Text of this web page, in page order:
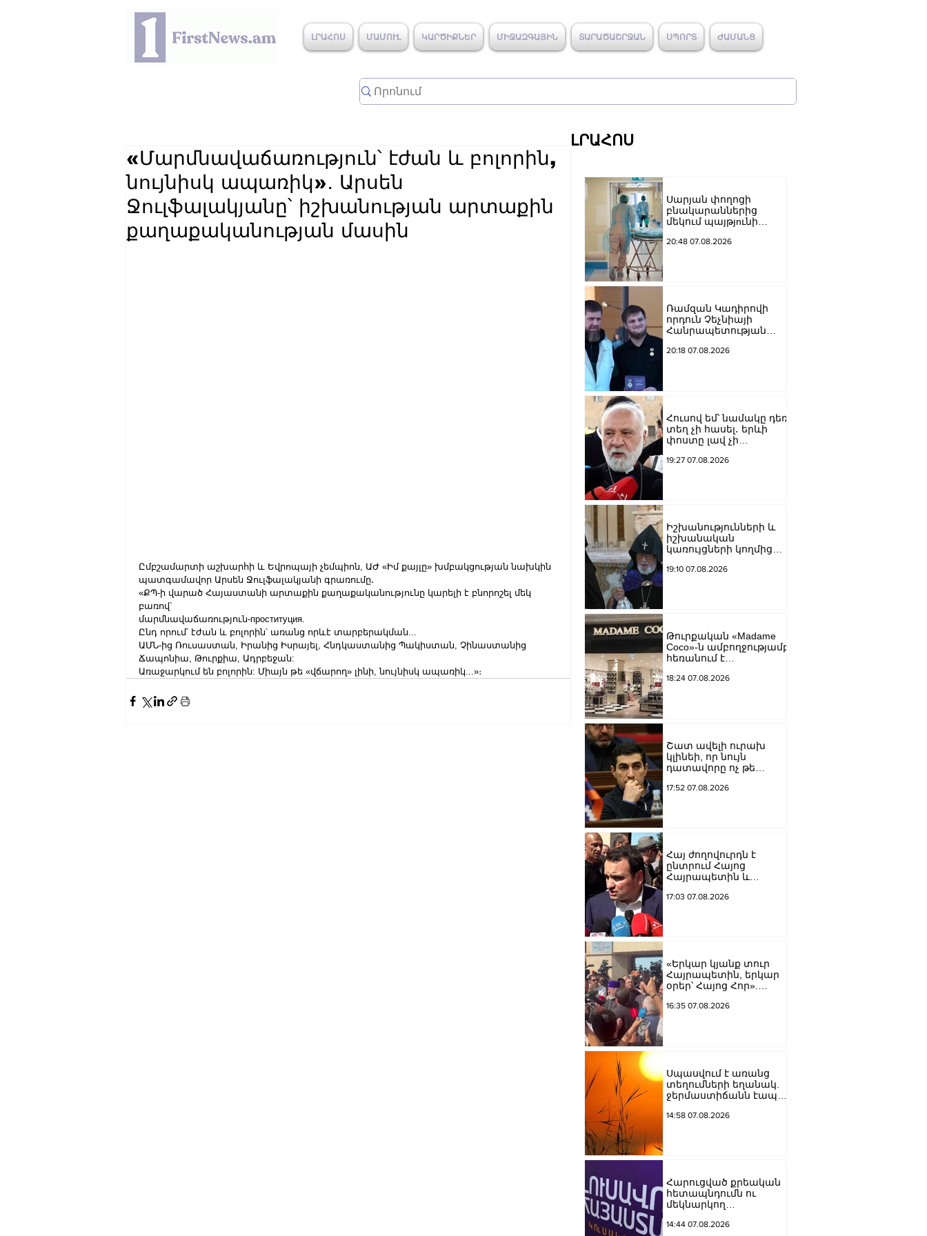
ԼՐԱՀՈՍ ՄԱՄՈՒԼ ԿԱՐԾԻՔՆԵՐ ՄԻՋԱԶԳԱՅԻՆ ՏԱՐԱԾԱՇՐՋԱՆ ՍՊՈՐՏ ԺԱՄԱՆՑ
«Մարմնավաճառություն՝ էժան և բոլորին,
նույնիսկ ապառիկ»․ Արսեն
Ջուլֆալակյանը՝ իշխանության արտաքին
քաղաքականության մասին
Ըմբշամարտի աշխարհի և Եվրոպայի չեմպիոն, ԱԺ «Իմ քայլը» խմբակցության նախկին
պատգամավոր Արսեն Ջուլֆալակյանի գրառումը․
«ՔՊ-ի վարած Հայաստանի արտաքին քաղաքականությունը կարելի է բնորոշել մեկ
բառով՝
մարմնավաճառություն-проституция.
Ընդ որում՝ էժան և բոլորին՝ առանց որևէ տարբերակման...
ԱՄՆ-ից Ռուսաստան, Իրանից Իսրայել, Հնդկաստանից Պակիստան, Չինաստանից
Ճապոնիա, Թուրքիա, Ադրբեջան:
Առաջարկում են բոլորին: Միայն թե «վճարող» լինի, նույնիսկ ապառիկ...»։
ԼՐԱՀՈՍ
Սարյան փողոցի
բնակարաններից
մեկում պայթյnւնի
տղամարդը
20:48 07.08.2026
Ռամզան Կադիրովի
որդուն Չեչնիայի
Հանրապետության
շնորհել
20:18 07.08.2026
Հուսով եմ՝ նամակը դեռ
տեղ չի հասել․ երևի
փոստը լավ չի
արքեպիսկոպոս
19:27 07.08.2026
Իշխանությունների և
իշխանական
կառույցների կողմից
եկեղեցու
կամքին
հպատակեցնելու
համար․ Վեհափառ
19:10 07.08.2026
Թուրքական «Madame
Coco»-ն ամբողջությամբ
հեռանում է
կփակվի 29 խանութ
18:24 07.08.2026
Շատ ավելի ուրախ
կլինեի, որ նույն
դատավորը ոչ թե
կարճեր քրեական
17:52 07.08.2026
Հայ ժողովուրդն է
ընտրում Հայոց
Հայրապետին և
ընթացակարգ չկա, չի էլ
17:03 07.08.2026
«Երկար կյանք տուր
Հայրապետին, երկար
օրեր՝ Հայոց Հոր».
դատարանի բակում
16:35 07.08.2026
Սպասվում է առանց
տեղումների եղանակ.
ջերմաստիճանն էապես
14:58 07.08.2026
Հարուցված քրեական
հետապնդումն ու
մեկնարկող
վերջին տարիներին
14:44 07.08.2026